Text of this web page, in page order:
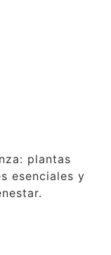
plantas
esenciales y